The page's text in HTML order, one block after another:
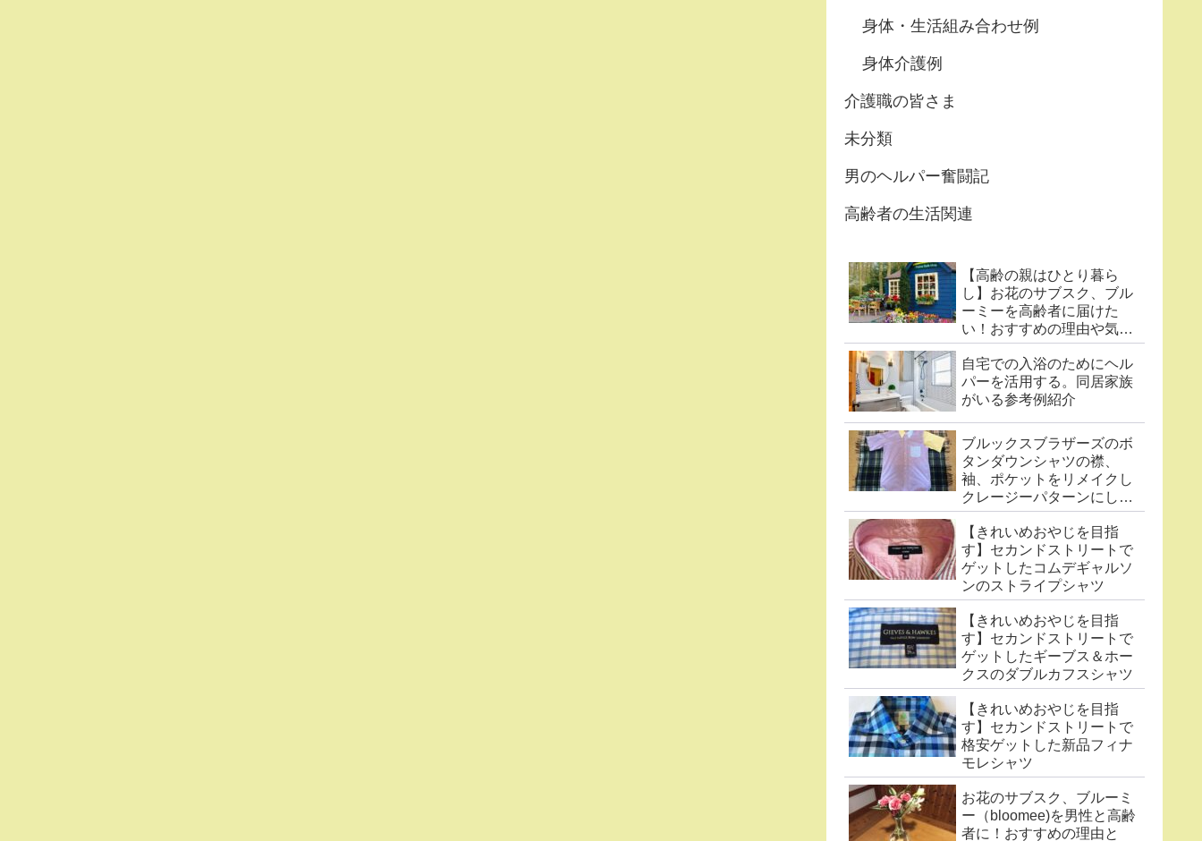
身体・生活組み合わせ例
身体介護例
介護職の皆さま
未分類
男のヘルパー奮闘記
高齢者の生活関連
【高齢の親はひとり暮ら
し】お花のサブスク、ブル
ーミーを高齢者に届けた
い！おすすめの理由や気に
なる点まとめ
自宅での入浴のためにヘル
パーを活用する。同居家族
がいる参考例紹介
ブルックスブラザーズのボ
タンダウンシャツの襟、
袖、ポケットをリメイクし
クレージーパターンにした
件
【きれいめおやじを目指
す】セカンドストリートで
ゲットしたコムデギャルソ
ンのストライプシャツ
【きれいめおやじを目指
す】セカンドストリートで
ゲットしたギーブス＆ホー
クスのダブルカフスシャツ
【きれいめおやじを目指
す】セカンドストリートで
格安ゲットした新品フィナ
モレシャツ
お花のサブスク、ブルーミ
ー（bloomee)を男性と高齢
者に！おすすめの理由と